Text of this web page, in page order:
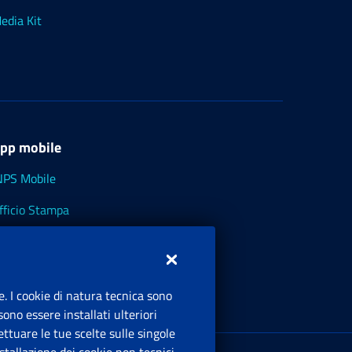
Kit
mobile
Mobile
Stampa
Legale: Via Ciro il Grande, 21
I cookie di natura tecnica sono
essere installati ulteriori
le tue scelte sulle singole